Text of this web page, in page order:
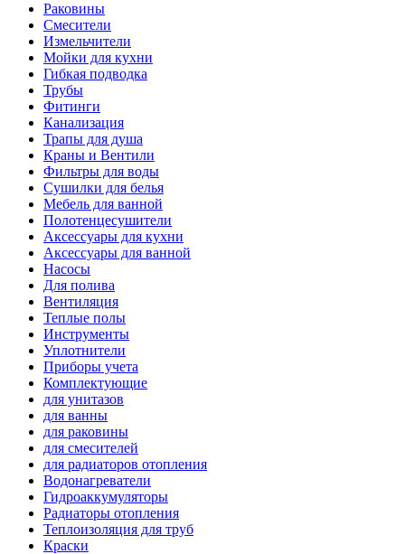
Раковины
Смесители
Измельчители
Мойки для кухни
Гибкая подводка
Трубы
Фитинги
Канализация
Трапы для душа
Краны и Вентили
Фильтры для воды
Сушилки для белья
Мебель для ванной
Полотенцесушители
Аксессуары для кухни
Аксессуары для ванной
Насосы
Для полива
Вентиляция
Теплые полы
Инструменты
Уплотнители
Приборы учета
Комплектующие
для унитазов
для ванны
для раковины
для смесителей
для радиаторов отопления
Водонагреватели
Гидроаккумуляторы
Радиаторы отопления
Теплоизоляция для труб
Краски